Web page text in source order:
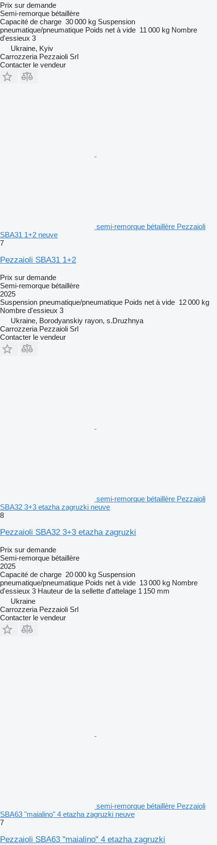
Prix sur demande
Semi-remorque bétaillère
Capacité de charge 30 000 kg Suspension
pneumatique/pneumatique Poids net à vide 11 000 kg Nombre
d'essieux 3
Ukraine, Kyiv
Carrozzeria Pezzaioli Srl
Contacter le vendeur
semi-remorque bétaillère Pezzaioli
SBA31 1+2 neuve
7
Pezzaioli SBA31 1+2
Prix sur demande
Semi-remorque bétaillère
2025
Suspension pneumatique/pneumatique Poids net à vide 12 000 kg
Nombre d'essieux 3
Ukraine, Borodyanskiy rayon, s.Druzhnya
Carrozzeria Pezzaioli Srl
Contacter le vendeur
semi-remorque bétaillère Pezzaioli
SBA32 3+3 etazha zagruzki neuve
8
Pezzaioli SBA32 3+3 etazha zagruzki
Prix sur demande
Semi-remorque bétaillère
2025
Capacité de charge 20 000 kg Suspension
pneumatique/pneumatique Poids net à vide 13 000 kg Nombre
d'essieux 3 Hauteur de la sellette d'attelage 1 150 mm
Ukraine
Carrozzeria Pezzaioli Srl
Contacter le vendeur
semi-remorque bétaillère Pezzaioli
SBA63 "maialino" 4 etazha zagruzki neuve
7
Pezzaioli SBA63 "maialino" 4 etazha zagruzki